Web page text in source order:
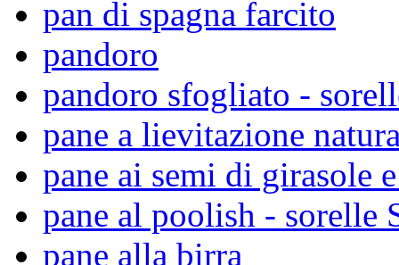
pan di spagna farcito
pandoro
pandoro sfogliato -
pane a lievitazione
pane ai semi di girasole
pane al poolish - sorelle
pane alla birra